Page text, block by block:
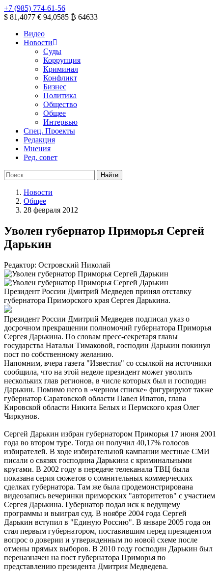
+7 (985) 774-61-56
$ 81,4077 € 94,0585 ₿ 64633
Видео
Новости
Суды
Коррупция
Криминал
Конфликт
Бизнес
Политика
Общество
Общее
Интервью
Спец. Проекты
Редакция
Мнения
Ред. совет
Новости
Общее
28 февраля 2012
Уволен губернатор Приморья Сергей
Дарькин
Редактор: Островский Николай
Президент России Дмитрий Медведев принял отставку
губернатора Приморского края Сергея Дарькина.
Президент России Дмитрий Медведев подписал указ о
досрочном прекращении полномочий губернатора Приморья
Сергея Дарькина. По словам пресс-секретаря главы
государства Натальи Тимаковой, господин Дарькин покинул
пост по собственному желанию.
Напомним, вчера газета "Известия" со ссылкой на источники
сообщила, что на этой неделе президент может уволить
нескольких глав регионов, в числе которых был и господин
Дарькин. Помимо него в «черном списке» фигурируют также
губернатор Саратовской области Павел Ипатов, глава
Кировской области Никита Белых и Пермского края Олег
Чиркунов.
Сергей Дарькин избран губернатором Приморья 17 июня 2001
года во втором туре. Тогда он получил 40,17% голосов
избирателей. В ходе избирательной кампании местные СМИ
писали о связях господина Дарькина с криминальными
кругами. В 2002 году в передаче телеканала ТВЦ была
показана серия сюжетов о сомнительных коммерческих
сделках губернатора. Там же была продемонстрирована
видеозапись вечеринки приморских "авторитетов" с участием
Сергея Дарькина. Губернатор подал иск к ведущему
программы и выиграл суд. В ноябре 2004 года Сергей
Дарькин вступил в "Единую Россию". В январе 2005 года он
стал первым губернатором, поставившим перед президентом
вопрос о доверии и утвержденным по новой схеме после
отмены прямых выборов. В 2010 году господин Дарькин был
переназначен на пост губернатора Приморья по
представлению президента Дмитрия Медведева.